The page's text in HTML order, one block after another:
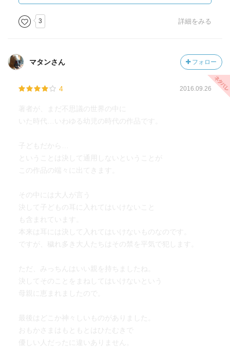
ために草や土と等しいものになる、そればかりでは決して
ないはずだけど)
た様々のことは、全編を通してこの「弱いものたち」のこ
とだった。
子を産んでから、子というものの完全さに感嘆することが
が見えてきた。読みながらジブリの映画を思い出してい
た。これは千尋が見た世界なのだろうか。いや、それより
もメイちゃんが感じていたものに近いように思えた。神々
いるように思われた。
3 詳細をみる
マタンさん フォロー
4 2016.09.26
著者が、まだ不思議の世界の中に
いた時代…いわゆる幼児の時代の作品です。
子どもだから…
ということは決して通用しないということが
この作品の端々に出てきます。
その中には大人が言う
決して子どもの耳に入れてはいけないこと
も含まれています。
本来は耳には決して入れてはいけないものなのです。
ですが、穢れ多き大人たちはその禁を平気で犯します。
ただ、みっちんはいい親を持ちましたね。
決してそのことをまねしてはいけないという
母親に恵まれましたので。
最後はどこか神々しいものがありました。
おもかさまはもともとはひたむきで
優しい人だったに違いありません。